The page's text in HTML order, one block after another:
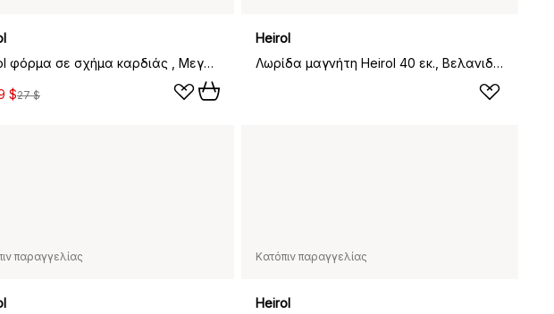
Heirol φόρμα σε σχήμα καρδιάς , Μεγάλο 21,5x22,5 cm
$27 $
Heirol
Λωρίδα μαγνήτη Heirol 40 εκ., Βελανιδιά
παραγγελίας Κατόπιν παραγγελίας
Heirol